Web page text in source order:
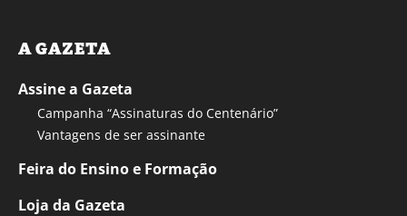
A GAZETA
Assine a Gazeta
Campanha “Assinaturas do Centenário”
Vantagens de ser assinante
Feira do Ensino e Formação
Loja da Gazeta